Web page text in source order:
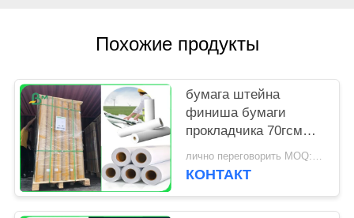
Похожие продукты
бумага штейна
финиша бумаги
прокладчика 70гсм
КАД проекта 100гсм
Ункоатед
лично переговорить MOQ:5 тонн
КОНТАКТ